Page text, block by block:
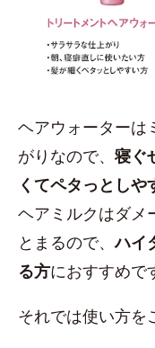
ヘアウォーターは
がりなので、寝ぐ
くてペタっとしや
ヘアミルクはダメ
とまるので、ハイ
る方におすすめで
それでは使い方を